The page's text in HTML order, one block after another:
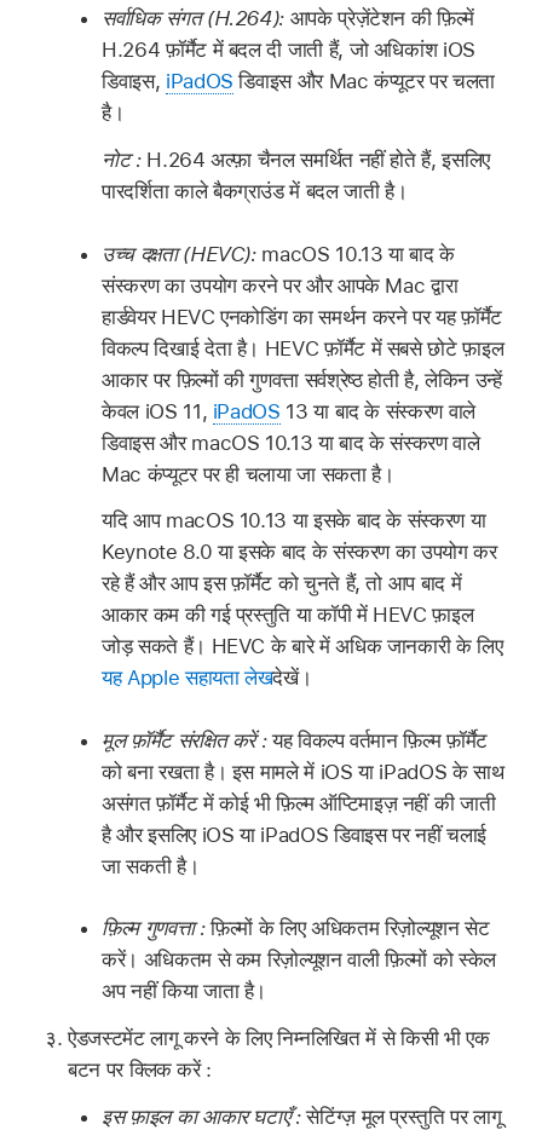
सर्वाधिक संगत (H.264): आपके प्रेज़ेंटेशन की फ़िल्में
H.264 फ़ॉर्मैट में बदल दी जाती हैं, जो अधिकांश iOS
डिवाइस, iPadOS डिवाइस और Mac कंप्यूटर पर चलता
है।
नोट : H.264 अल्फ़ा चैनल समर्थित नहीं होते हैं, इसलिए
पारदर्शिता काले बैकग्राउंड में बदल जाती है।
उच्च दक्षता (HEVC): macOS 10.13 या बाद के
संस्करण का उपयोग करने पर और आपके Mac द्वारा
हार्डवेयर HEVC एनकोडिंग का समर्थन करने पर यह फ़ॉर्मैट
विकल्प दिखाई देता है। HEVC फ़ॉर्मैट में सबसे छोटे फ़ाइल
आकार पर फ़िल्मों की गुणवत्ता सर्वश्रेष्ठ होती है, लेकिन उन्हें
केवल iOS 11, iPadOS 13 या बाद के संस्करण वाले
डिवाइस और macOS 10.13 या बाद के संस्करण वाले
Mac कंप्यूटर पर ही चलाया जा सकता है।
यदि आप macOS 10.13 या इसके बाद के संस्करण या
Keynote 8.0 या इसके बाद के संस्करण का उपयोग कर
रहे हैं और आप इस फ़ॉर्मैट को चुनते हैं, तो आप बाद में
आकार कम की गई प्रस्तुति या कॉपी में HEVC फ़ाइल
जोड़ सकते हैं। HEVC के बारे में अधिक जानकारी के लिए
यह Apple सहायता लेखदेखें।
मूल फ़ॉर्मैट संरक्षित करें :यह विकल्प वर्तमान फ़िल्म फ़ॉर्मैट
को बना रखता है। इस मामले में iOS या iPadOS के साथ
असंगत फ़ॉर्मैट में कोई भी फ़िल्म ऑप्टिमाइज़ नहीं की जाती
है और इसलिए iOS या iPadOS डिवाइस पर नहीं चलाई
जा सकती है।
फ़िल्म गुणवत्ता :फ़िल्मों के लिए अधिकतम रिज़ोल्यूशन सेट
करें। अधिकतम से कम रिज़ोल्यूशन वाली फ़िल्मों को स्केल
अप नहीं किया जाता है।
ऐडजस्टमेंट लागू करने के लिए निम्नलिखित में से किसी भी एक
बटन पर क्लिक करें :
इस फ़ाइल का आकार घटाएँ :सेटिंग्ज़ मूल प्रस्तुति पर लागू